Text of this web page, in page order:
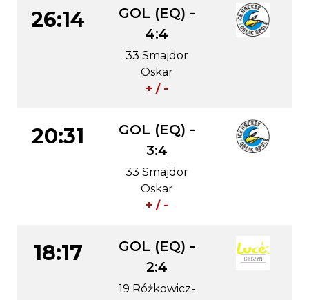
26:14
GOL (EQ) -
4:4
33 Smajdor
Oskar
+ / -
20:31
GOL (EQ) -
3:4
33 Smajdor
Oskar
+ / -
18:17
GOL (EQ) -
2:4
19 Różkowicz-